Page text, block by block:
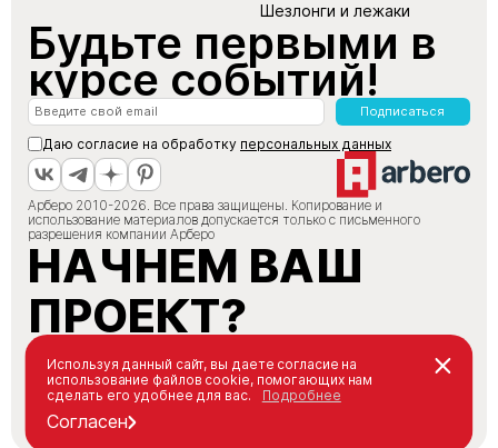
Шезлонги и лежаки
Будьте первыми в
курсе событий!
Подписаться
Даю согласие на обработку персональных данных
Арберо 2010-2026. Все права защищены. Копирование и
использование материалов допускается только с письменного
разрешения компании Арберо
НАЧНЕМ ВАШ
ПРОЕКТ?
+7 (495) 147-66-88
info@arbero.ru
Используя данный сайт, вы даете согласие на
использование файлов cookie, помогающих нам
сделать его удобнее для вас.
Подробнее
Согласен